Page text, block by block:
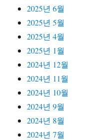
2025년 6월
2025년 5월
2025년 4월
2025년 1월
2024년 12월
2024년 11월
2024년 10월
2024년 9월
2024년 8월
2024년 7월